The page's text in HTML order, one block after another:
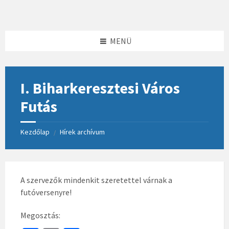
MENÜ
I. Biharkeresztesi Város
Futás
Kezdőlap / Hírek archívum
A szervezők mindenkit szeretettel várnak a
futóversenyre!
Megosztás: